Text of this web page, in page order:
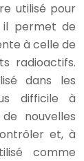
utilisé pour
il permet de
à celle de
radioactifs.
dans les
difficile à
nouvelles
et, à
comme